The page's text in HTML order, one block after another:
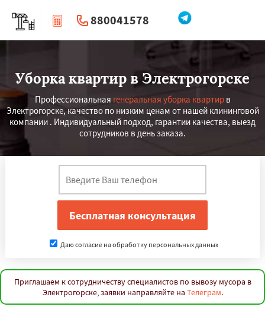
880041578
| Перезвоните мне
Уборка квартир в Электрогорске
Профессиональная генеральная уборка квартирв
Электрогорске, качество по низким ценам от нашей клининговой
компании . Индивидуальный подход, гарантии качества, выезд
сотрудников в день заказа.
Даю согласие на обработку персональных данных
Приглашаем к сотрудничеству специалистов по вывозу мусора в
Электрогорске, заявки направляйте на Телеграм.